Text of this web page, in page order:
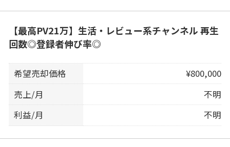
【最高PV21万】生活・レビュー系チャンネル 再生
回数◎登録者伸び率◎
希望売却価格
¥800,000
売上/月
不明
利益/月
不明